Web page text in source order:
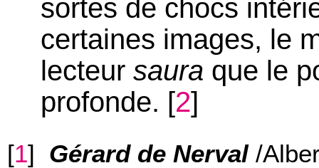
sortes de chocs
certaines images, le
lecteursaura que le
profonde. [2]
[1] Gérard de Nerval /